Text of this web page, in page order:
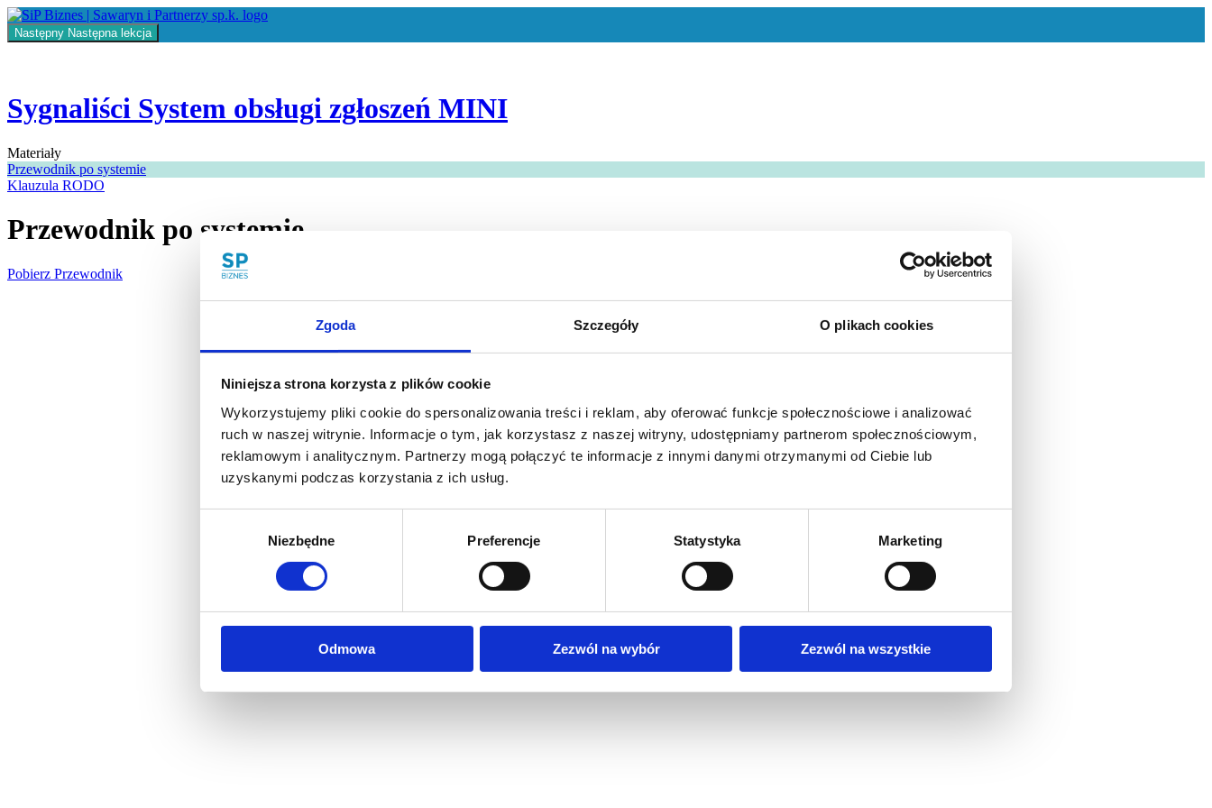
Zgoda Szczegóły O plikach cookies
Niniejsza strona korzysta z plików cookie
Wykorzystujemy pliki cookie do spersonalizowania treści i reklam, aby oferować funkcje społecznościowe i analizować
ruch w naszej witrynie. Informacje o tym, jak korzystasz z naszej witryny, udostępniamy partnerom społecznościowym,
reklamowym i analitycznym. Partnerzy mogą połączyć te informacje z innymi danymi otrzymanymi od Ciebie lub
uzyskanymi podczas korzystania z ich usług.
Niezbędne Preferencje Statystyka Marketing
Odmowa Zezwól na wybór Zezwól na wszystkie
Return
to
kurs:
zgłoszeń
MINI
Następny Następna lekcja
Sygnaliści System obsługi zgłoszeń MINI
Materiały
Przewodnik po systemie
Klauzula RODO
Przewodnik po systemie
Pobierz Przewodnik